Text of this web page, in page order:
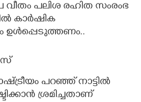
പലിശ രഹിത സംരംഭ
കാർഷിക
ഉൾപ്പെടുത്തണം..
പറഞ്ഞ് നാട്ടിൽ
ശ്രമിച്ചതാണ്